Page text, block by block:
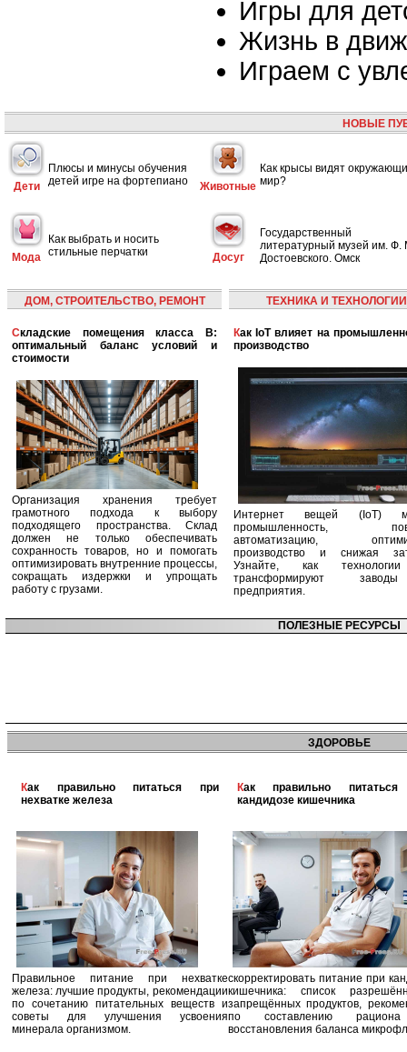
Игры для
Жизнь в
Играем с
НОВЫЕ
Дети
Плюсы и минусы обучения
детей игре на фортепиано
Животные
Как крысы видят
мир?
Мода
Как выбрать и носить
стильные перчатки
Досуг
Государственный
литературный музей им. Ф.
Достоевского. Омск
ДОМ, СТРОИТЕЛЬСТВО, РЕМОНТ
Складские помещения класса B:
оптимальный баланс условий и
стоимости
Организация хранения требует
грамотного подхода к выбору
подходящего пространства. Склад
должен не только обеспечивать
сохранность товаров, но и помогать
оптимизировать внутренние процессы,
сокращать издержки и упрощать
работу с грузами.
ТЕХНИКА И ТЕХНОЛОГИИ
Как IoT влияет на промышленность и
производство
Интернет вещей (IoT)
промышленность,
автоматизацию,
производство и снижая
Узнайте, как
трансформируют
предприятия.
ПОЛЕЗНЫЕ РЕСУРСЫ
ЗДОРОВЬЕ
Как правильно питаться при
нехватке железа
Правильное питание при нехватке
железа: лучшие продукты, рекомендации
по сочетанию питательных веществ и
советы для улучшения усвоения
минерала организмом.
Как правильно питаться при
кандидозе кишечника
скорректировать питание при
кишечника: список
запрещённых продуктов,
по составлению
восстановления баланса